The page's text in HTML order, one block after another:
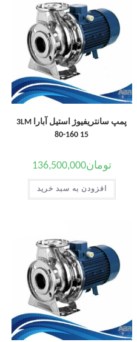
پمپ سانتریفیوژ استیل آبارا 3LM
80-160 15
تومان136,500,000
افزودن به سبد خرید